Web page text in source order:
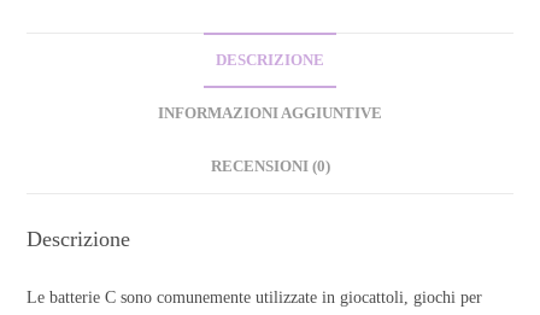
DESCRIZIONE
INFORMAZIONI AGGIUNTIVE
RECENSIONI (0)
Descrizione
Le batterie C sono comunemente utilizzate in giocattoli, giochi per